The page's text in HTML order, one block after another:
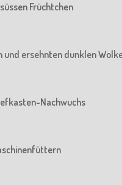
Früchtchen
und ersehnten dunklen
Nachwuchs